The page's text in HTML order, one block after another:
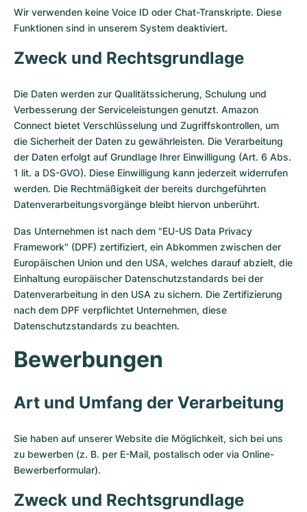
Wir verwenden keine Voice ID oder Chat-Transkripte. Diese
Funktionen sind in unserem System deaktiviert.
Zweck und Rechtsgrundlage
Die Daten werden zur Qualitätssicherung, Schulung und
Verbesserung der Serviceleistungen genutzt. Amazon
Connect bietet Verschlüsselung und Zugriffskontrollen, um
die Sicherheit der Daten zu gewährleisten. Die Verarbeitung
der Daten erfolgt auf Grundlage Ihrer Einwilligung (Art. 6 Abs.
1 lit. a DS-GVO). Diese Einwilligung kann jederzeit widerrufen
werden. Die Rechtmäßigkeit der bereits durchgeführten
Datenverarbeitungsvorgänge bleibt hiervon unberührt.
Das Unternehmen ist nach dem "EU-US Data Privacy
Framework" (DPF) zertifiziert, ein Abkommen zwischen der
Europäischen Union und den USA, welches darauf abzielt, die
Einhaltung europäischer Datenschutzstandards bei der
Datenverarbeitung in den USA zu sichern. Die Zertifizierung
nach dem DPF verpflichtet Unternehmen, diese
Datenschutzstandards zu beachten.
Bewerbungen
Art und Umfang der Verarbeitung
Sie haben auf unserer Website die Möglichkeit, sich bei uns
zu bewerben (z. B. per E-Mail, postalisch oder via Online-
Bewerberformular).
Zweck und Rechtsgrundlage